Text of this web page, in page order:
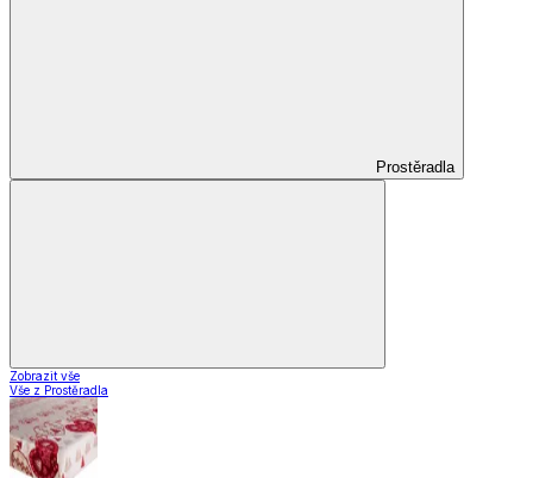
Prostěradla
Zobrazit vše
Vše z Prostěradla